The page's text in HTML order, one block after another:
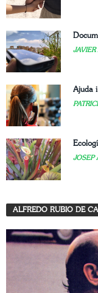
JAVIER
Ajuda
JOSEP
ALFREDO RUBIO DE